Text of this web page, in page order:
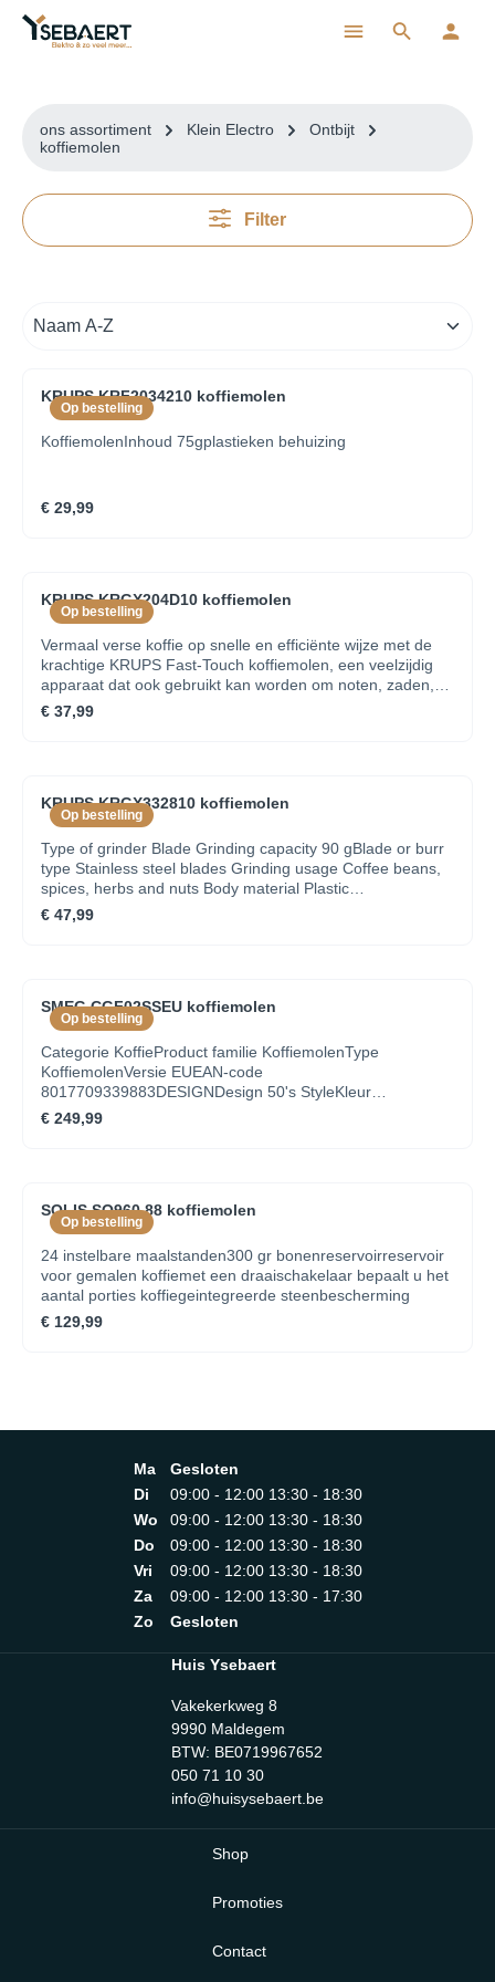
ons assortiment Klein Electro
Ontbijt
koffiemolen
Filter
Op bestelling
KRUPS KRF2034210 koffiemolen
KoffiemolenInhoud 75gplastieken behuizing
€ 29,99
Op bestelling
KRUPS KRGX204D10 koffiemolen
Vermaal verse koffie op snelle en efficiënte wijze met de
krachtige KRUPS Fast-Touch koffiemolen, een veelzijdig
apparaat dat ook gebruikt kan worden om noten, zaden,
kruiden en specerijen te hakken of vermalen. Dankzij een
compact design en gestroomlijnd ontwerp is deze
gKleuren: Roestvrij staal Vermogen: 200 wType stekker:
Eur Stekkerkleur: Zwart
€ 37,99
Op bestelling
KRUPS KRGX332810 koffiemolen
Type of grinder Blade Grinding capacity 90 gBlade or burr
type Stainless steel blades Grinding usage Coffee beans,
spices, herbs and nuts Body material Plastic
Vaatwasmachinebestendig Kleuren Zwart Aan/uit-
schakelaar Vermogen 175 wCapcity indicator Repairable
€ 47,99
Op bestelling
SMEG CGF02SSEU koffiemolen
Categorie KoffieProduct familie KoffiemolenType
KoffiemolenVersie EUEAN-code
8017709339883DESIGNDesign 50's StyleKleur
AluminiumDecoratie/Speciale kleur NAAfwerking
Geborsteld inoxSamenwerkingen NAMateriaal lichaam
braammolen InoxType braammolen ConischMateriaal
toetsen KunststofMateriaal knoppen KunststofMateriaal
steun reservoir PlaatstaalMateriaal hendel SUS
304Portafilter support material SteelDosing Funnel
Material AluminiumKleur stroomkabel GrayType logo
€ 249,99
Op bestelling
SOLIS SO960.88 koffiemolen
24 instelbare maalstanden300 gr bonenreservoirreservoir
voor gemalen koffiemet een draaischakelaar bepaalt u het
aantal porties koffiegeintegreerde steenbescherming
€ 129,99
Ma
Gesloten
Di
09:00 - 12:00 13:30 - 18:30
Wo
09:00 - 12:00 13:30 - 18:30
Do
09:00 - 12:00 13:30 - 18:30
Vri
09:00 - 12:00 13:30 - 18:30
Za
09:00 - 12:00 13:30 - 17:30
Zo
Gesloten
Huis Ysebaert
Vakekerkweg 8
9990 Maldegem
BTW: BE0719967652
050 71 10 30
info@huisysebaert.be
Shop
Promoties
Contact